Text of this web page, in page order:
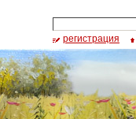
регистрация